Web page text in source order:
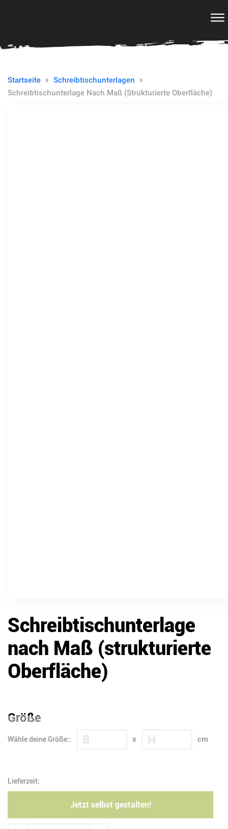
Startseite
Schreibtischunterlagen
Schreibtischunterlage Nach Maß (strukturierte Oberfläche)
Schreibtischunterlage
nach Maß (strukturierte
Oberfläche)
Größe
Wähle deine Größe:: x cm
Lieferzeit:
Jetzt selbst gestalten!